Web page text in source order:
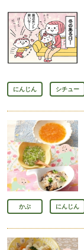
にんじん シチュー
かぶ にんじん